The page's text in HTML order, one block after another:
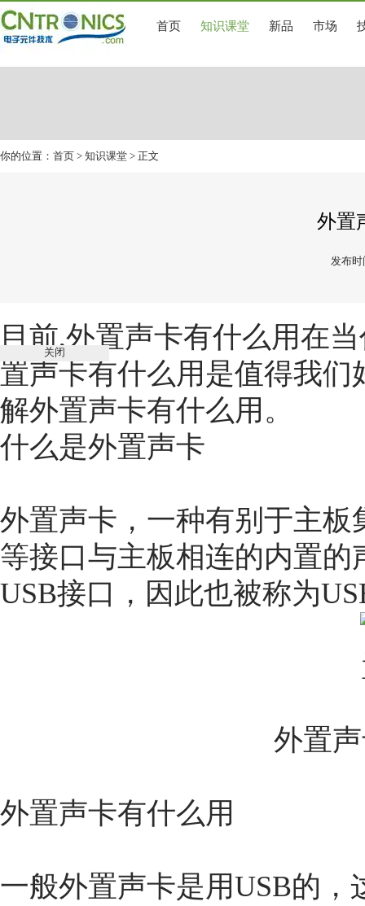
首页 知识课堂 新品 市场
你的位置： 首页 > 知识课堂 > 正文
外置
发布时
目前,外置声卡有什么用在
置声卡有什么用 是值得我们
解外置声卡有什么用。
什么是外置声卡
外置声卡，一种有别于主板
等接口与主板相连的内置
USB接口，因此也被称为
外置
外置声卡有什么用
一般外置声卡是用USB的
关闭